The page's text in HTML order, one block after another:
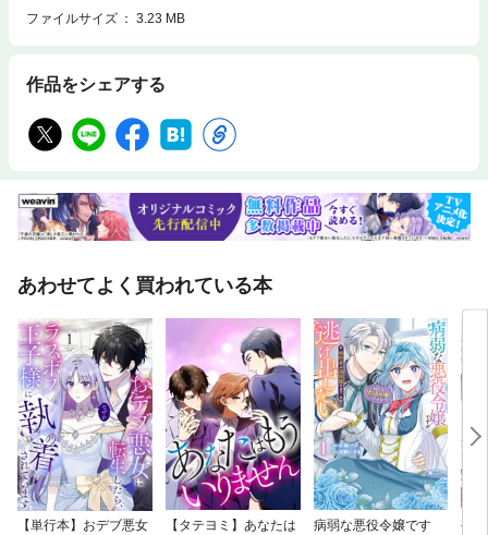
ファイルサイズ
3.23 MB
作品をシェアする
あわせてよく買われている本
【単行本】おデブ悪女
【タテヨミ】あなたは
病弱な悪役令嬢です
公